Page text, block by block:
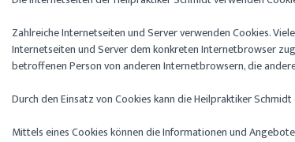
Zahlreiche Internetseiten und Server verwenden Cookies.
Internetseiten und Server dem konkreten Internetbrowser
betroffenen Person von anderen Internetbrowsern, die
Durch den Einsatz von Cookies kann die Heilpraktiker
Mittels eines Cookies können die Informationen und